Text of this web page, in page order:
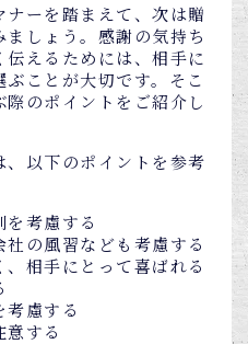
ーを踏まえて、次は贈
しょう。感謝の気持ち
えるためには、相手に
ことが大切です。そこ
のポイントをご紹介し
以下のポイントを参考
を考慮する
の風習なども考慮する
相手にとって喜ばれる
考慮する
意する